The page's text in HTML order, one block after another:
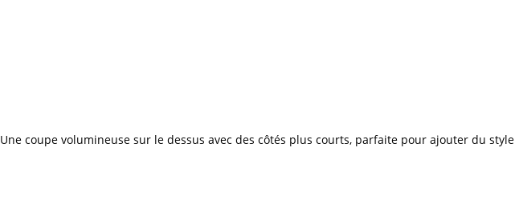
Une coupe volumineuse sur le dessus avec des côtés plus courts, parfaite pour ajouter du style